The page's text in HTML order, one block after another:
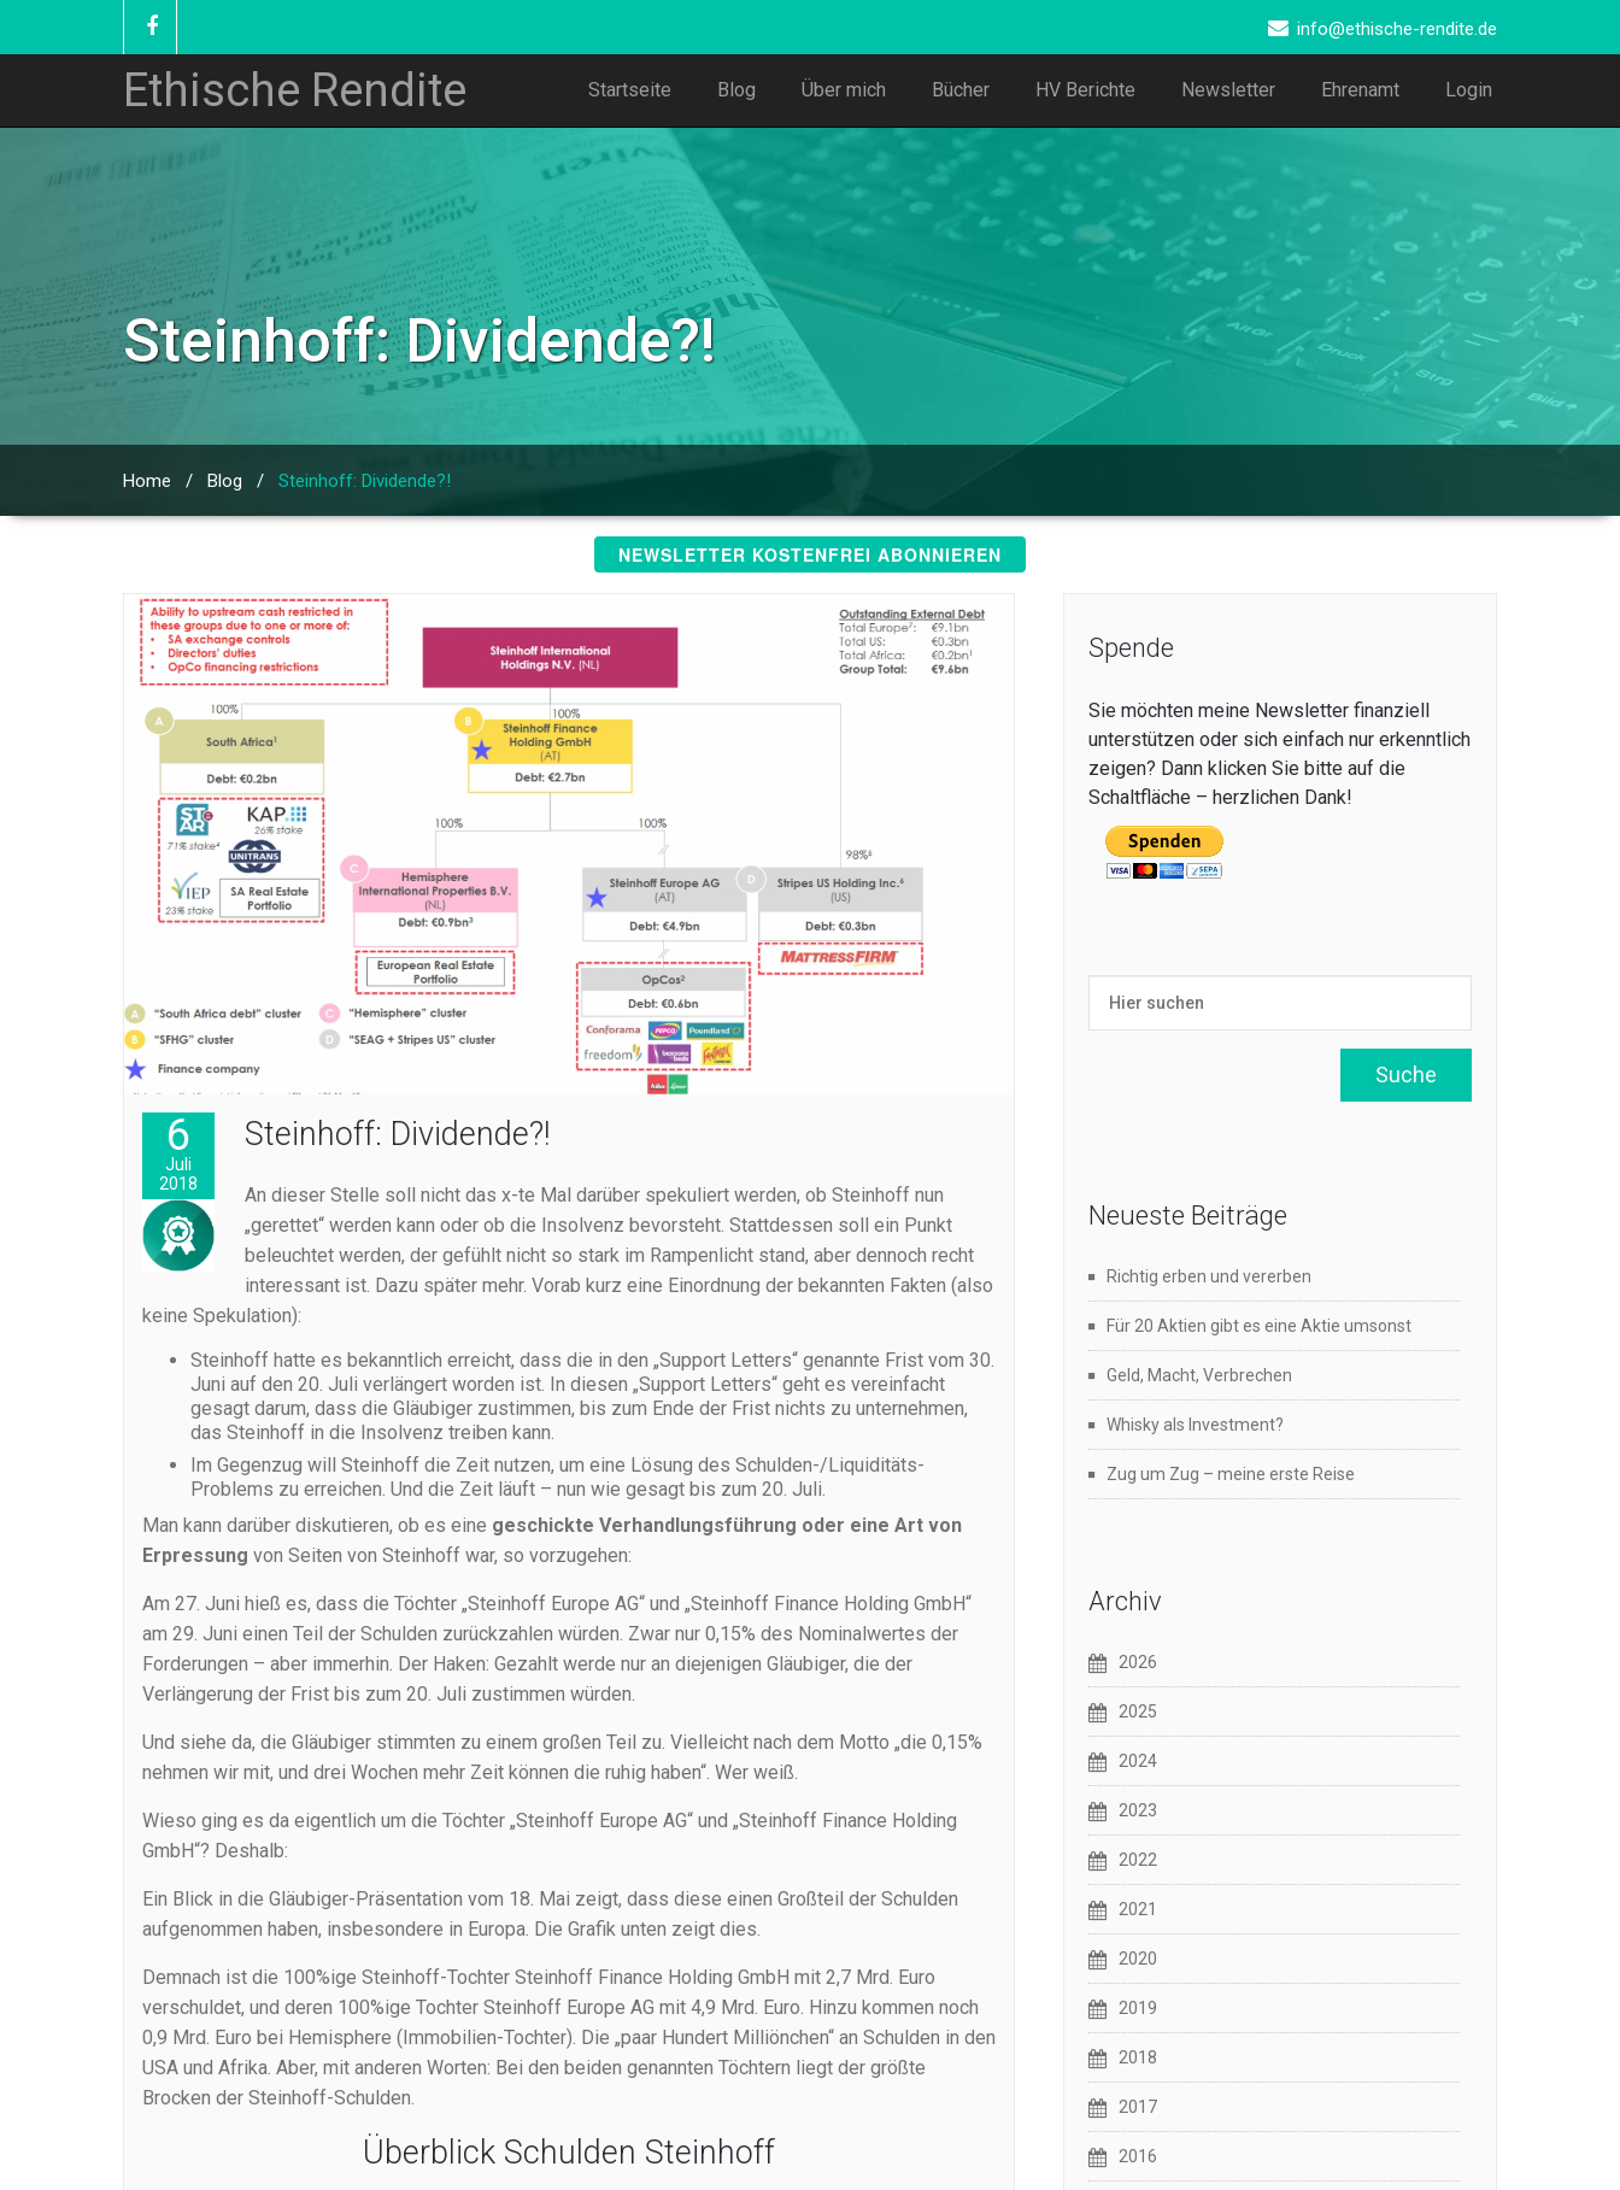
info@ethische-rendite.de
Ethische Rendite Startseite Blog Über mich Bücher HV Berichte Newsletter Ehrenamt Login
Steinhoff: Dividende?!
Home / Blog / Steinhoff: Dividende?!
NEWSLETTER KOSTENFREI ABONNIEREN
6
Juli
2018
Steinhoff: Dividende?!
An dieser Stelle soll nicht das x-te Mal darüber spekuliert werden, ob Steinhoff nun
„gerettet“ werden kann oder ob die Insolvenz bevorsteht. Stattdessen soll ein Punkt
beleuchtet werden, der gefühlt nicht so stark im Rampenlicht stand, aber dennoch recht
interessant ist. Dazu später mehr. Vorab kurz eine Einordnung der bekannten Fakten (also
keine Spekulation):
Steinhoff hatte es bekanntlich erreicht, dass die in den „Support Letters“ genannte Frist vom 30.
Juni auf den 20. Juli verlängert worden ist. In diesen „Support Letters“ geht es vereinfacht
gesagt darum, dass die Gläubiger zustimmen, bis zum Ende der Frist nichts zu unternehmen,
das Steinhoff in die Insolvenz treiben kann.
Im Gegenzug will Steinhoff die Zeit nutzen, um eine Lösung des Schulden-/Liquiditäts-
Problems zu erreichen. Und die Zeit läuft – nun wie gesagt bis zum 20. Juli.
Man kann darüber diskutieren, ob es eine geschickte Verhandlungsführung oder eine Art von
Erpressung von Seiten von Steinhoff war, so vorzugehen:
Am 27. Juni hieß es, dass die Töchter „Steinhoff Europe AG“ und „Steinhoff Finance Holding GmbH“
am 29. Juni einen Teil der Schulden zurückzahlen würden. Zwar nur 0,15% des Nominalwertes der
Forderungen – aber immerhin. Der Haken: Gezahlt werde nur an diejenigen Gläubiger, die der
Verlängerung der Frist bis zum 20. Juli zustimmen würden.
Und siehe da, die Gläubiger stimmten zu einem großen Teil zu. Vielleicht nach dem Motto „die 0,15%
nehmen wir mit, und drei Wochen mehr Zeit können die ruhig haben“. Wer weiß.
Wieso ging es da eigentlich um die Töchter „Steinhoff Europe AG“ und „Steinhoff Finance Holding
GmbH“? Deshalb:
Ein Blick in die Gläubiger-Präsentation vom 18. Mai zeigt, dass diese einen Großteil der Schulden
aufgenommen haben, insbesondere in Europa. Die Grafik unten zeigt dies.
Demnach ist die 100%ige Steinhoff-Tochter Steinhoff Finance Holding GmbH mit 2,7 Mrd. Euro
verschuldet, und deren 100%ige Tochter Steinhoff Europe AG mit 4,9 Mrd. Euro. Hinzu kommen noch
0,9 Mrd. Euro bei Hemisphere (Immobilien-Tochter). Die „paar Hundert Milliönchen“ an Schulden in den
USA und Afrika. Aber, mit anderen Worten: Bei den beiden genannten Töchtern liegt der größte
Brocken der Steinhoff-Schulden.
Überblick Schulden Steinhoff
Spende
Sie möchten meine Newsletter finanziell
unterstützen oder sich einfach nur erkenntlich
zeigen? Dann klicken Sie bitte auf die
Schaltfläche – herzlichen Dank!
Neueste Beiträge
Richtig erben und vererben
Für 20 Aktien gibt es eine Aktie umsonst
Geld, Macht, Verbrechen
Whisky als Investment?
Zug um Zug – meine erste Reise
Archiv
2026
2025
2024
2023
2022
2021
2020
2019
2018
2017
2016